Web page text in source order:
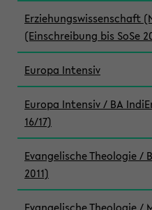
Erziehungswissenschaft
(Einschreibung bis SoSe
Europa Intensiv
Europa Intensiv / BA
16/17)
Evangelische Theologie /
2011)